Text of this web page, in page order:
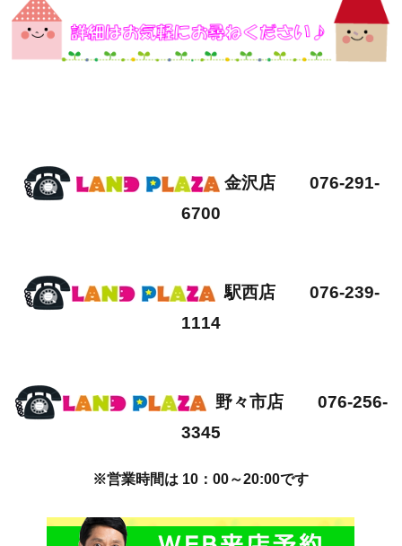
金沢店 076-291-
6700
駅西店 076-239-
1114
野々市店 076-256-
3345
※営業時間は 10：00～20:00です